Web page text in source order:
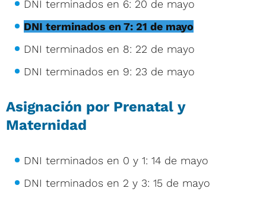
DNI terminados en 6: 20 de mayo
DNI terminados en 7: 21 de mayo
DNI terminados en 8: 22 de mayo
DNI terminados en 9: 23 de mayo
Asignación por Prenatal y
Maternidad
DNI terminados en 0 y 1: 14 de mayo
DNI terminados en 2 y 3: 15 de mayo